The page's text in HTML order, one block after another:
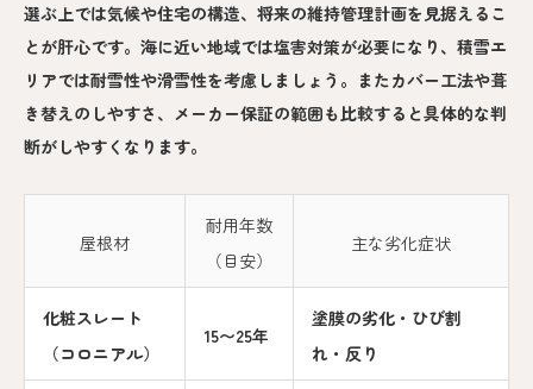
選ぶ上では気候や住宅の構造、将来の維持管理計画を見据えるこ
とが肝心です。海に近い地域では塩害対策が必要になり、積雪エ
リアでは耐雪性や滑雪性を考慮しましょう。またカバー工法や葺
き替えのしやすさ、メーカー保証の範囲も比較すると具体的な判
断がしやすくなります。
屋根材
耐用年数
（目安）
主な劣化症状
化粧スレート
（コロニアル）
15〜25年
塗膜の劣化・ひび割
れ・反り